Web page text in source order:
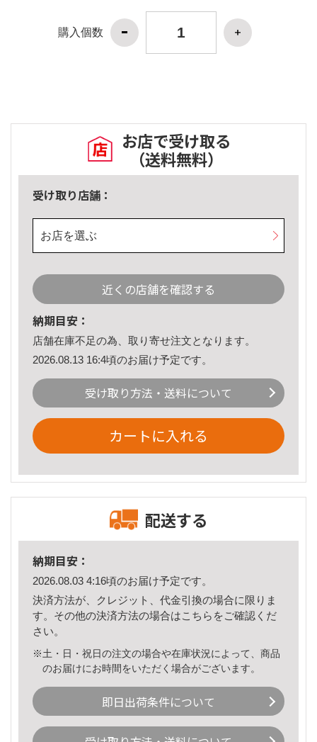
購入個数
お店で受け取る
（送料無料）
受け取り店舗：
お店を選ぶ
近くの店舗を確認する
納期目安：
店舗在庫不足の為、取り寄せ注文となります。
2026.08.13 16:4頃のお届け予定です。
受け取り方法・送料について
カートに入れる
配送する
納期目安：
2026.08.03 4:16頃のお届け予定です。
決済方法が、クレジット、代金引換の場合に限りま
す。その他の決済方法の場合はこちら をご確認くだ
さい。
※土・日・祝日の注文の場合や在庫状況によって、商品
のお届けにお時間をいただく場合がございます。
即日出荷条件について